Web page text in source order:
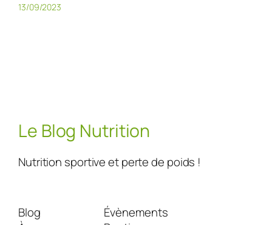
13/09/2023
Le Blog Nutrition
Nutrition sportive et perte de poids !
Blog
Évènements